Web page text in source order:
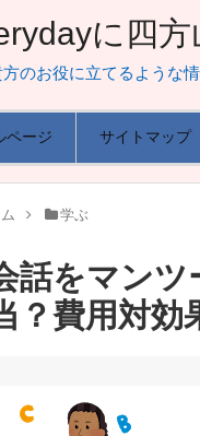
に四方
のお役に立てるような
ページ サイトマップ
学ぶ
話をマンツ
？費用対効